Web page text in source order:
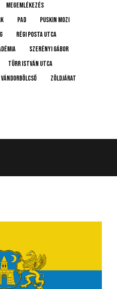
megemlékezés
pad
Puskin mozi
Régi posta utca
Szerényi Gábor
Türr István utca
Vándorbölcső
Zöldjárat